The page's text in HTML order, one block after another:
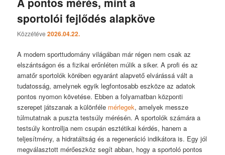
sportolói fejlődés alapköve
Közzétéve2026.04.22.
A modern sporttudomány világában már régen nem csak az
elszántságon és a fizikai erőnléten múlik a siker. A profi és az
amatőr sportolók körében egyaránt alapvető elvárássá vált a
tudatosság, amelynek egyik legfontosabb eszköze az adatok
pontos nyomon követése. Ebben a folyamatban központi
szerepet játszanak a különféle mérlegek, amelyek messze
túlmutatnak a puszta testsúly mérésén. A sportolók számára a
testsúly kontrollja nem csupán esztétikai kérdés, hanem a
teljesítmény, a hidratáltság és a regeneráció indikátora is. Egy jól
megválasztott mérőeszköz segít abban, hogy a sportoló pontos